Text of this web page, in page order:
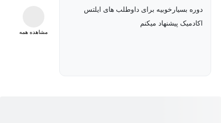
مهارت خواندن هم بطور کلی و هم بطور خاص برای آزمون آیلتس کمک
میکنند.
دوره بسیارخوبیه برای داوطلب های ایلتس
اکادمیک پیشنهاد میکنم
مشاهده همه